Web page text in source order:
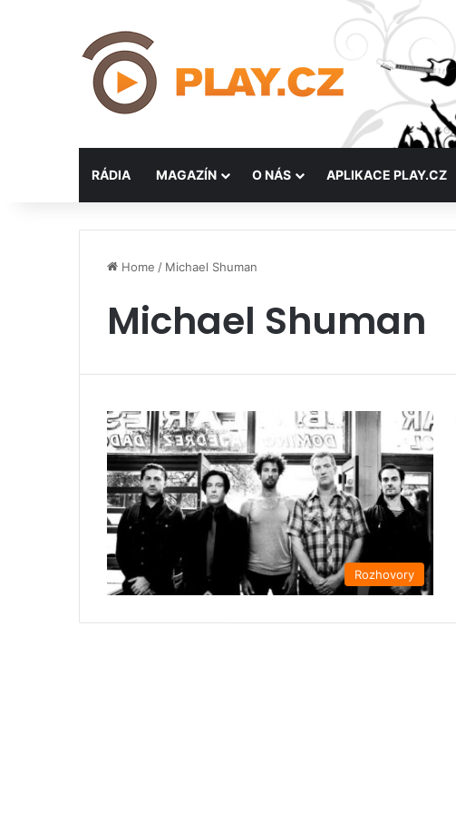
RÁDIA MAGAZÍN O NÁS APLIKACE PLAY.CZ
Home / Michael Shuman
Michael Shuman
Rozhovory